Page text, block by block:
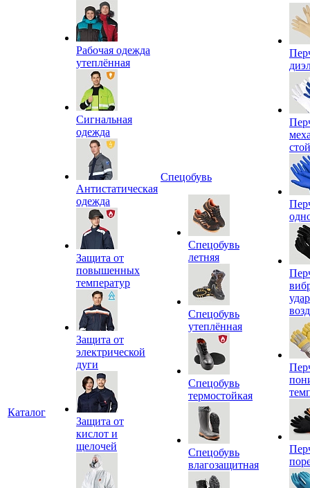
Каталог
Рабочая одежда
утеплённая
Сигнальная
одежда
Антистатическая
одежда
Защита от
повышенных
температур
Защита от
электрической
дуги
Защита от
кислот и
щелочей
Спецобувь
Спецобувь
летняя
Спецобувь
утеплённая
Спецобувь
термостойкая
Спецобувь
влагозащитная